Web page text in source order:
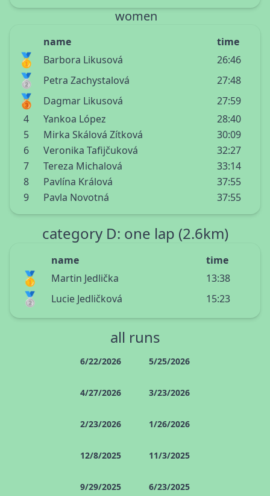
women
name time
🥇 Barbora Likusová 26:46
🥈 Petra Zachystalová 27:48
🥉 Dagmar Likusová
27:59
4
Yankoa López
28:40
5
Mirka Skálová Zítková
30:09
6
Veronika Tafijčuková
32:27
7
Tereza Michalová
33:14
8
Pavlína Králová
37:55
9
Pavla Novotná 37:55
category D: one lap (2.6km)
name time
🥇 Martin Jedlička 13:38
🥈 Lucie Jedličková 15:23
all runs
6/22/2026 5/25/2026
4/27/2026 3/23/2026
2/23/2026 1/26/2026
12/8/2025 11/3/2025
9/29/2025 6/23/2025